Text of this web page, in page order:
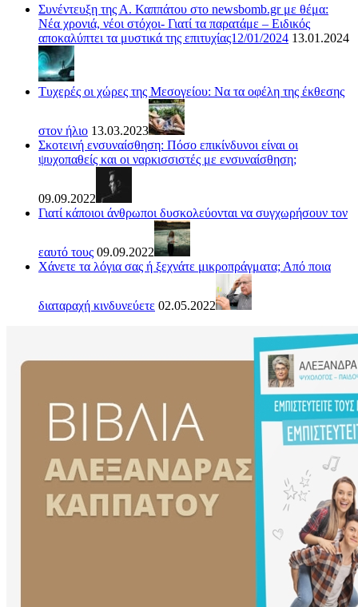
Συνέντευξη της Α. Καππάτου στο newsbomb.gr με θέμα:
Νέα χρονιά, νέοι στόχοι- Γιατί τα παρατάμε – Ειδικός
αποκαλύπτει τα μυστικά της επιτυχίας12/01/2024 13.01.2024
Τυχερές οι χώρες της Μεσογείου: Να τα οφέλη της έκθεσης
στον ήλιο 13.03.2023
Σκοτεινή ενσυναίσθηση: Πόσο επικίνδυνοι είναι οι
ψυχοπαθείς και οι ναρκισσιστές με ενσυναίσθηση;
09.09.2022
Γιατί κάποιοι άνθρωποι δυσκολεύονται να συγχωρήσουν τον
εαυτό τους 09.09.2022
Χάνετε τα λόγια σας ή ξεχνάτε μικροπράγματα; Από ποια
διαταραχή κινδυνεύετε 02.05.2022